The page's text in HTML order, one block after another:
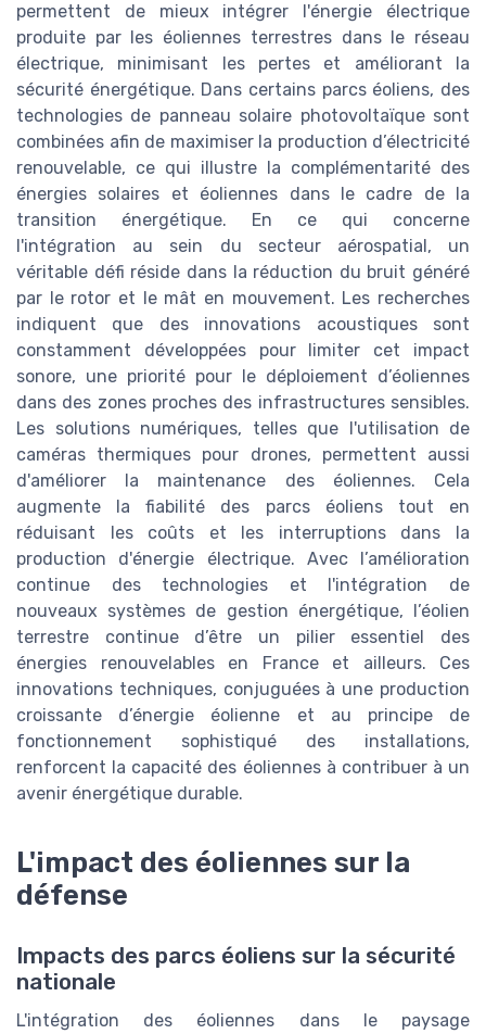
permettent de mieux intégrer l'énergie électrique
produite par les éoliennes terrestres dans le réseau
électrique, minimisant les pertes et améliorant la
sécurité énergétique. Dans certains parcs éoliens, des
technologies de panneau solaire photovoltaïque sont
combinées afin de maximiser la production d’électricité
renouvelable, ce qui illustre la complémentarité des
énergies solaires et éoliennes dans le cadre de la
transition énergétique. En ce qui concerne
l'intégration au sein du secteur aérospatial, un
véritable défi réside dans la réduction du bruit généré
par le rotor et le mât en mouvement. Les recherches
indiquent que des innovations acoustiques sont
constamment développées pour limiter cet impact
sonore, une priorité pour le déploiement d’éoliennes
dans des zones proches des infrastructures sensibles.
Les solutions numériques, telles que l'utilisation de
caméras thermiques pour drones, permettent aussi
d'améliorer la maintenance des éoliennes. Cela
augmente la fiabilité des parcs éoliens tout en
réduisant les coûts et les interruptions dans la
production d'énergie électrique. Avec l’amélioration
continue des technologies et l'intégration de
nouveaux systèmes de gestion énergétique, l’éolien
terrestre continue d’être un pilier essentiel des
énergies renouvelables en France et ailleurs. Ces
innovations techniques, conjuguées à une production
croissante d’énergie éolienne et au principe de
fonctionnement sophistiqué des installations,
renforcent la capacité des éoliennes à contribuer à un
avenir énergétique durable.
L'impact des éoliennes sur la
défense
Impacts des parcs éoliens sur la sécurité
nationale
L'intégration des éoliennes dans le paysage